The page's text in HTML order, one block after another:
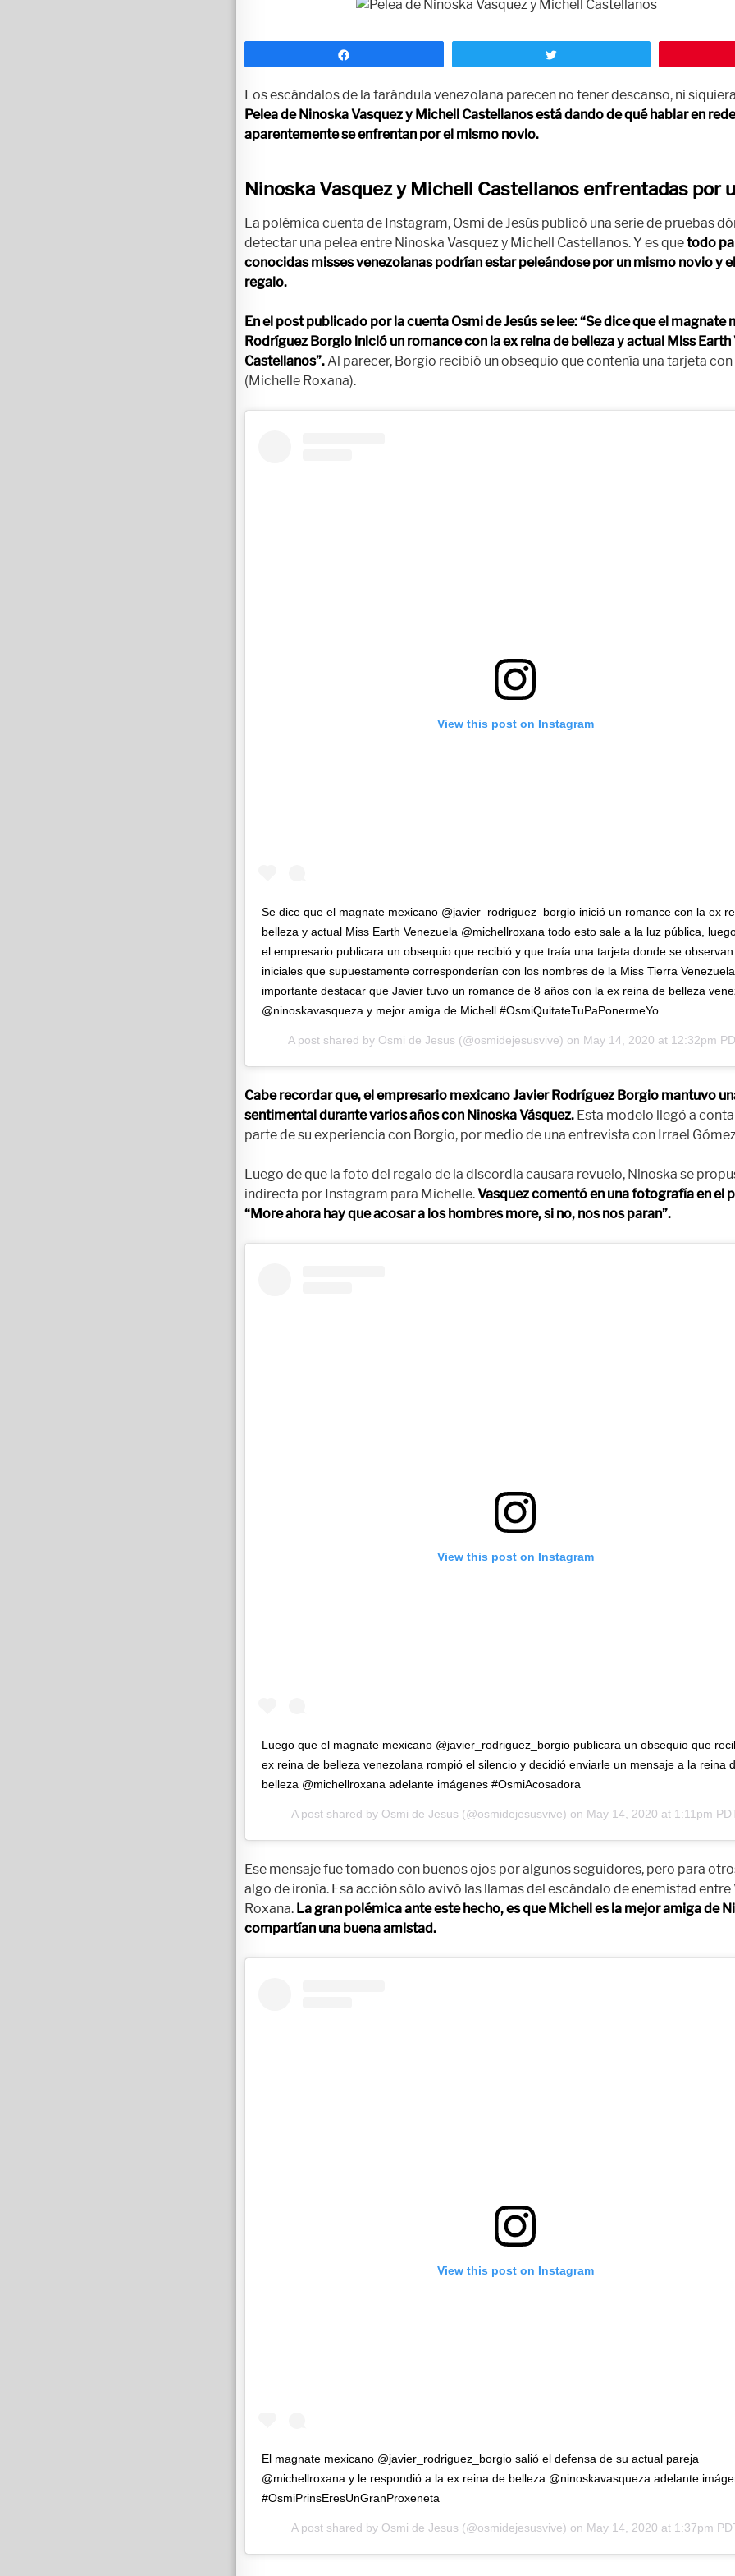
Los escándalos de la farándula venezolana parecen no tener descanso, ni
Pelea de Ninoska Vasquez y Michell Castellanos está dando de qué hablar en
aparentemente se enfrentan por el mismo novio.
Ninoska Vasquez y Michell Castellanos enfrentadas por
La polémica cuenta de Instagram, Osmi de Jesús publicó una serie de pruebas
detectar una pelea entre Ninoska Vasquez y Michell Castellanos. Y es quetodo
conocidas misses venezolanas podrían estar peleándose por un mismo novio y
regalo.
En el post publicado por la cuenta Osmi de Jesús se lee: “Se dice que el magnate
Rodríguez Borgio inició un romance con la ex reina de belleza y actual Miss
Castellanos”. Al parecer, Borgio recibió un obsequio que contenía una tarjeta
(Michelle Roxana).
View this post on Instagram
Se dice que el magnate mexicano @javier_rodriguez_borgio inició un romance con la ex
belleza y actual Miss Earth Venezuela @michellroxana todo esto sale a la luz pública,
el empresario publicara un obsequio que recibió y que traía una tarjeta donde se
iniciales que supuestamente corresponderían con los nombres de la Miss Tierra
importante destacar que Javier tuvo un romance de 8 años con la ex reina de belleza
@ninoskavasqueza y mejor amiga de Michell #OsmiQuitateTuPaPonermeYo
A post shared by Osmi de Jesus (@osmidejesusvive) on May 14, 2020 at 12:32pm
Cabe recordar que, el empresario mexicano Javier Rodríguez Borgio mantuvo
sentimental durante varios años con Ninoska Vásquez. Esta modelo llegó a
parte de su experiencia con Borgio, por medio de una entrevista con Irrael
Luego de que la foto del regalo de la discordia causara revuelo, Ninoska se
indirecta por Instagram para Michelle.Vasquez comentó en una fotografía en el
“More ahora hay que acosar a los hombres more, si no, nos nos paran”.
View this post on Instagram
Luego que el magnate mexicano @javier_rodriguez_borgio publicara un obsequio que
ex reina de belleza venezolana rompió el silencio y decidió enviarle un mensaje a la reina
belleza @michellroxana adelante imágenes #OsmiAcosadora
A post shared by Osmi de Jesus (@osmidejesusvive) on May 14, 2020 at 1:11pm
Ese mensaje fue tomado con buenos ojos por algunos seguidores, pero para
algo de ironía. Esa acción sólo avivó las llamas del escándalo de enemistad entre
Roxana. La gran polémica ante este hecho, es que Michell es la mejor amiga de
compartían una buena amistad.
View this post on Instagram
El magnate mexicano @javier_rodriguez_borgio salió el defensa de su actual pareja
@michellroxana y le respondió a la ex reina de belleza @ninoskavasqueza adelante
#OsmiPrinsEresUnGranProxeneta
A post shared by Osmi de Jesus (@osmidejesusvive) on May 14, 2020 at 1:37pm